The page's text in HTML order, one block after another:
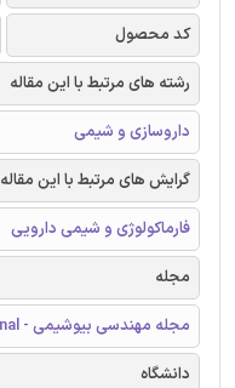
کد محصول
رشته های مرتبط با این مقاله
داروسازی و شیمی
گرایش های مرتبط با این مقاله
فارماکولوژی و شیمی دارویی
مجله
مجله مهندسی بیوشیمی - Biochemical Engineering Journal
دانشگاه